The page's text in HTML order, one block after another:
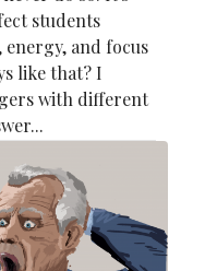
students
and focus
like that? I
with different